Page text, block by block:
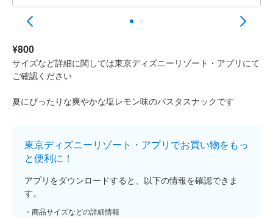
¥800
サイズなど詳細に関しては東京ディズニーリゾート・アプリにて
ご確認ください
夏にぴったりな爽やかな塩レモン味のパスタスナックです
東京ディズニーリゾート・アプリでお買い物をもっ
と便利に！
アプリをダウンロードすると、以下の情報を確認できま
す。
商品サイズなどの詳細情報